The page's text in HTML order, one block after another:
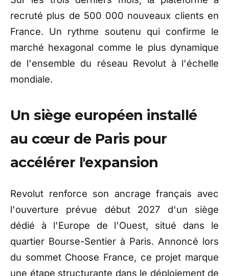
recruté plus de 500 000 nouveaux clients en
France. Un rythme soutenu qui confirme le
marché hexagonal comme le plus dynamique
de l'ensemble du réseau Revolut à l'échelle
mondiale.
Un siège européen installé
au cœur de Paris pour
accélérer l'expansion
Revolut renforce son ancrage français avec
l'ouverture prévue début 2027 d'un siège
dédié à l'Europe de l'Ouest, situé dans le
quartier Bourse-Sentier à Paris. Annoncé lors
du sommet Choose France, ce projet marque
une étape structurante dans le déploiement de